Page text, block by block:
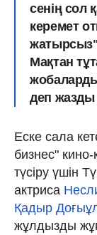
сенің сол
керемет
жатырсыз"
Мақтан
жобаларды
деп жазды
Еске сала
бизнес" кино-
түсіру үшін
актриса
Қадыр
жұлдызды